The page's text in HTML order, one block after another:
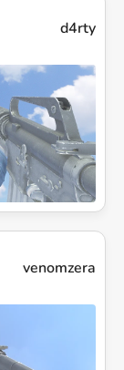
d4rty
venomzera